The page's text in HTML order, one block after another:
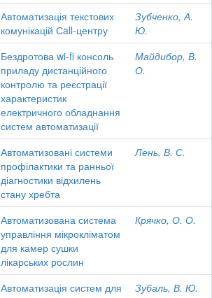
Автоматизація текстових
комунікацій Сall-центру
Зубченко, А.
Ю.
Бездротова wi-fi консоль
приладу дистанційного
контролю та реєстрації
характеристик
електричного обладнання
систем автоматизації
Майдибор, В.
О.
Автоматизовані системи
профілактики та ранньої
діагностики відхилень
стану хребта
Лень, В. С.
Автоматизована система
управління мікрокліматом
для камер сушки
лікарських рослин
Крячко, О. О.
Автоматизація систем для
Зубаль, В. Ю.